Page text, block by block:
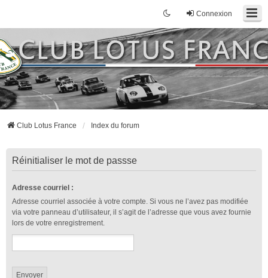
Connexion
Club Lotus France Index du forum
Réinitialiser le mot de passse
Adresse courriel :
Adresse courriel associée à votre compte. Si vous ne l’avez pas modifiée
via votre panneau d’utilisateur, il s’agit de l’adresse que vous avez fournie
lors de votre enregistrement.